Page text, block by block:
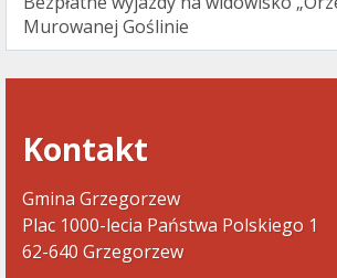
Murowanej Goślinie
Kontakt
Gmina Grzegorzew
Plac 1000-lecia Państwa Polskiego 1
62-640 Grzegorzew